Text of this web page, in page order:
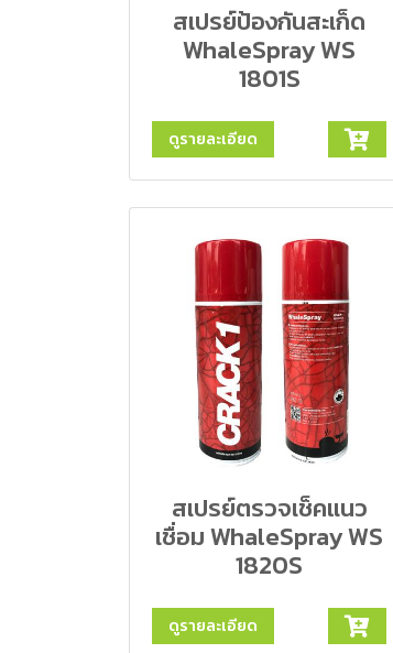
สเปรย์ป้องกันสะเก็ด
WhaleSpray WS
1801S
ดูรายละเอียด
สเปรย์ตรวจเช็คแนว
เชื่อม WhaleSpray WS
1820S
ดูรายละเอียด